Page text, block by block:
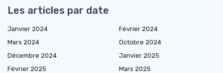
Les articles par date
Janvier 2024
Février 2024
Mars 2024
Octobre 2024
Décembre 2024
Janvier 2025
Février 2025
Mars 2025